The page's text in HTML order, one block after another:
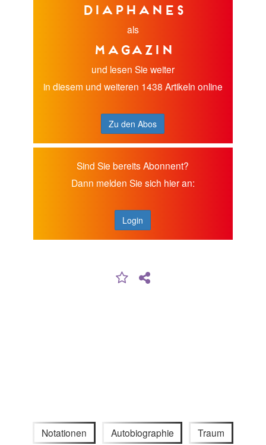
diaphanes
als
Magazin
und lesen Sie weiter
in diesem und weiteren 1438 Artikeln online
Zu den Abos
Sind Sie bereits Abonnent?
Dann melden Sie sich hier an:
Login
Notationen Autobiographie Traum